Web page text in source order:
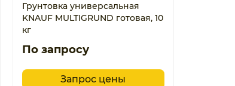
Грунтовка универсальная
KNAUF MULTIGRUND готовая, 10
кг
По запросу
Запрос цены